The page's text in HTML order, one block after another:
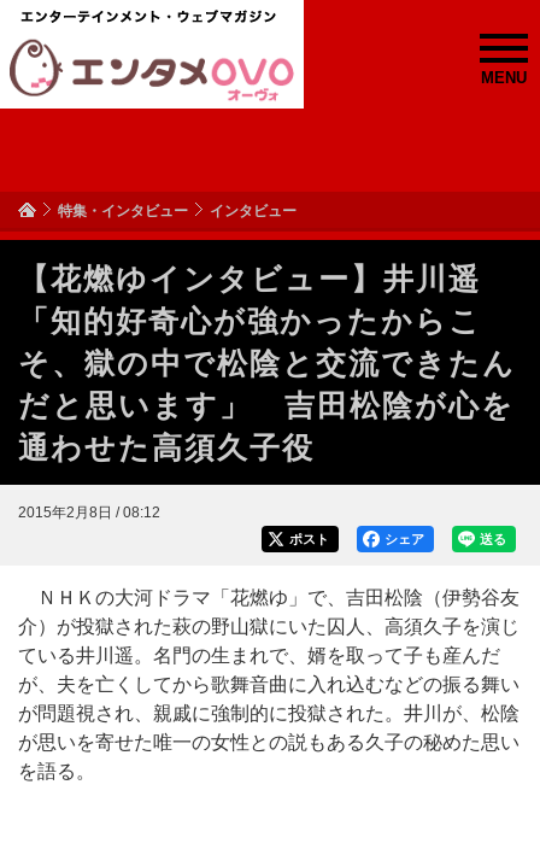
MENU
特集・インタビュー インタビュー
【花燃ゆインタビュー】井川遥
「知的好奇心が強かったからこ
そ、獄の中で松陰と交流できたん
だと思います」 吉田松陰が心を
通わせた高須久子役
2015年2月8日 / 08:12
送る
シェア
ポスト
ＮＨＫの大河ドラマ「花燃ゆ」で、吉田松陰（伊勢谷友
介）が投獄された萩の野山獄にいた囚人、高須久子を演じ
ている井川遥。名門の生まれで、婿を取って子も産んだ
が、夫を亡くしてから歌舞音曲に入れ込むなどの振る舞い
が問題視され、親戚に強制的に投獄された。井川が、松陰
が思いを寄せた唯一の女性との説もある久子の秘めた思い
を語る。